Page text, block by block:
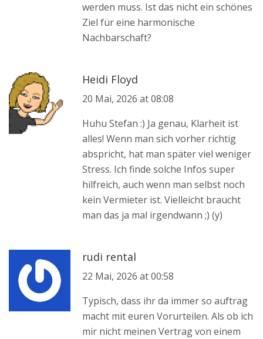
werden muss. Ist das nicht ein schönes
Ziel für eine harmonische
Nachbarschaft?
Heidi Floyd
20 Mai, 2026 at 08:08
Huhu Stefan :) Ja genau, Klarheit ist
alles! Wenn man sich vorher richtig
abspricht, hat man später viel weniger
Stress. Ich finde solche Infos super
hilfreich, auch wenn man selbst noch
kein Vermieter ist. Vielleicht braucht
man das ja mal irgendwann ;) (y)
rudi rental
22 Mai, 2026 at 00:58
Typisch, dass ihr da immer so auftrag
macht mit euren Vorurteilen. Als ob ich
mir nicht meinen Vertrag von einem